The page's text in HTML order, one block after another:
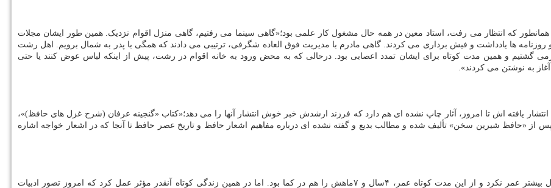
که انتظار می رفت، استاد معین در همه حال مشغول کار علمی بود؛«گاهی سینما می رفتیم، گاهی منزل اقوام نزدیک. همین طور ایشان مجلات
ها یادداشت و فیش برداری می کردند. گاهی مادرم با مدیریت فوق العاده شگرفی، ترتیبی می دادند که همگی با پدر به شمال برویم. اهل رشت
داشتند. مجموعا ۲یا ۳روز می رفتیم و برمی گشتیم و همین مدت کوتاه برای ایشان تمدد اعصابی بود. درحالی که به محض ورود به خانه اقوام در رشت، پیش از اینکه لباس عوض کنند یا حتی
به نوشتن می کردند».
یافته اش تا امروز، آثار چاپ نشده ای هم دارد که فرزند ارشدش خبر خوش انتشار آنها را می دهد؛«کتاب «گنجینه عرفان (شرح غزل های حافظ)»،
«حافظ شیرین سخن» تألیف شده و مطالب بدیع و گفته نشده ای درباره مفاهیم اشعار حافظ و تاریخ عصر حافظ تا آنجا که در اشعار خواجه اشاره
دکتر «محمد معین» که حق زیادی به گردن ادبیات فارسی دارد، ۵۳ سال بیشتر عمر نکرد و از این مدت کوتاه عمر، ۴سال و ۷ماهش را هم در کما بود. اما در همین زندگی کوتاه آنقدر مؤثر عمل کرد که امروز تصور ادبیات